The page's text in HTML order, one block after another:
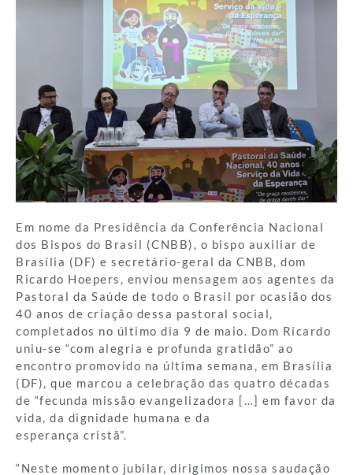
Em nome da Presidência da Conferência Nacional
dos Bispos do Brasil (CNBB), o bispo auxiliar de
Brasília (DF) e secretário-geral da CNBB, dom
Ricardo Hoepers, enviou mensagem aos agentes da
Pastoral da Saúde de todo o Brasil por ocasião dos
40 anos de criação dessa pastoral social,
completados no último dia 9 de maio. Dom Ricardo
uniu-se “com alegria e profunda gratidão” ao
encontro promovido na última semana, em Brasília
(DF), que marcou a celebração das quatro décadas
de “fecunda missão evangelizadora […] em favor da
vida, da dignidade humana e da
esperança cristã”.
“Neste momento jubilar, dirigimos nossa saudação